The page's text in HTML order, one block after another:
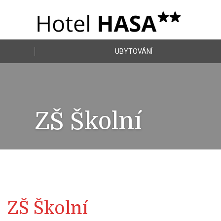
UBYTOVÁNÍ
ZŠ Školní
ZŠ Školní